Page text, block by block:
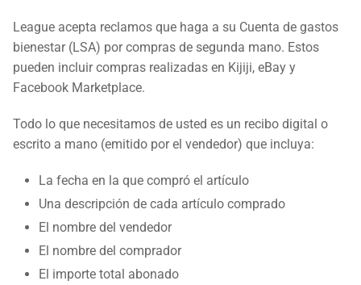
League acepta reclamos que haga a su Cuenta de gastos
bienestar (LSA) por compras de segunda mano. Estos
pueden incluir compras realizadas en Kijiji, eBay y
Facebook Marketplace.
Todo lo que necesitamos de usted es un recibo digital o
escrito a mano (emitido por el vendedor) que incluya:
La fecha en la que compró el artículo
Una descripción de cada artículo comprado
El nombre del vendedor
El nombre del comprador
El importe total abonado